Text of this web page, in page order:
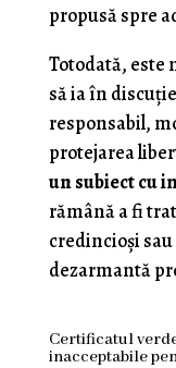
propusă spre
Totodată, este
să ia în
responsabil,
protejarea
un subiect cu
rămână a fi
credincioşi
dezarmantă
Certificatul
inacceptabile